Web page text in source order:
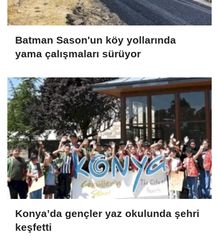
Batman Sason'un köy yollarında
yama çalışmaları sürüyor
Konya’da gençler yaz okulunda şehri
keşfetti